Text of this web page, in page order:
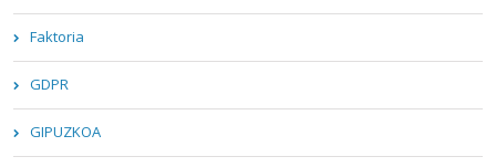
Faktoria
GDPR
GIPUZKOA